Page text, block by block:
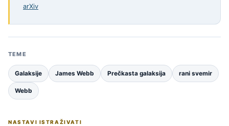
arXiv
TEME
Galaksije James Webb Prečkasta galaksija rani svemir
Webb
NASTAVI ISTRAŽIVATI